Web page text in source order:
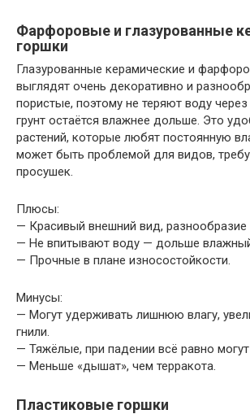
Фарфоровые и глазурованные
горшки
Глазурованные керамические и
выглядят очень декоративно и
пористые, поэтому не теряют воду через
грунт остаётся влажнее дольше. Это
растений, которые любят постоянную
может быть проблемой для видов,
просушек.
Плюсы:
— Красивый внешний вид, разнообразие
— Не впитывают воду — дольше влажный
— Прочные в плане износостойкости.
Минусы:
— Могут удерживать лишнюю влагу,
гнили.
— Тяжёлые, при падении всё равно могут
— Меньше «дышат», чем терракота.
Пластиковые горшки